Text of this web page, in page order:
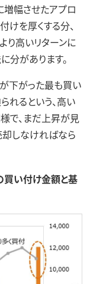
増幅させたアプロ
を厚くする分、
り高いリターンに
分があります。
下がった最も買い
れるという、高い
で、まだ上昇が見
却しなければなら
買い付け金額と基